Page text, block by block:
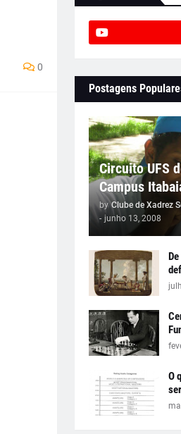
0
Postagens
Circuito UFS
Campus
by Clube de Xadrez
- junho 13, 2008
O